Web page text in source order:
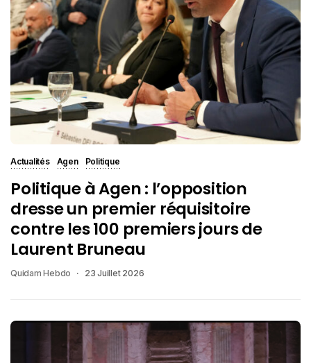
Actualités Agen Politique
Politique à Agen : l’opposition
dresse un premier réquisitoire
contre les 100 premiers jours de
Laurent Bruneau
Quidam Hebdo 23 Juillet 2026